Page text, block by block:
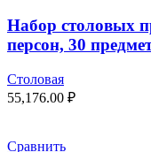
Набор столовых
персон, 30
Столовая
55,176.00 ₽
Сравнить